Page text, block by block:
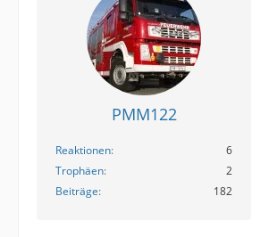
PMM122
Reaktionen
6
Trophäen
2
Beiträge
182